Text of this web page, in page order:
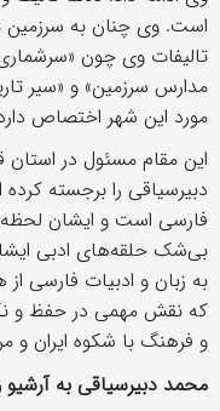
است. وی چنان به
تالیفات وی چون
مدارس سرزمین» و «سیر
مورد این شهر اختصاص
این مقام مسئول در
دبیرسیاقی را برجسته
فارسی است و ایشان
بی‌شک حلقه‌های ادبی
به زبان و ادبیات فارسی
که نقش مهمی در حفظ و
و فرهنگ با شکوه ایران و
محمد دبیرسیاقی به